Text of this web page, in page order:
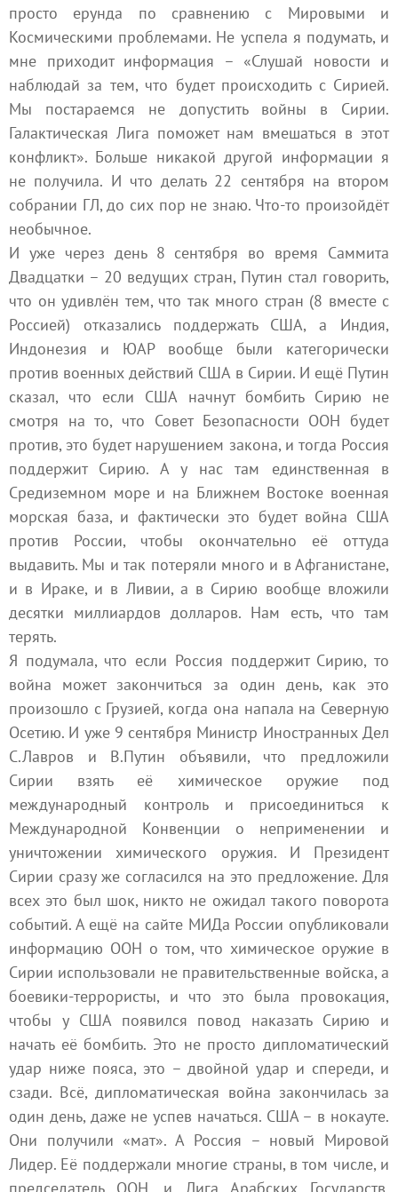
просто ерунда по сравнению с Мировыми и
Космическими проблемами. Не успела я подумать, и
мне приходит информация – «Слушай новости и
наблюдай за тем, что будет происходить с Сирией.
Мы постараемся не допустить войны в Сирии.
Галактическая Лига поможет нам вмешаться в этот
конфликт». Больше никакой другой информации я
не получила. И что делать 22 сентября на втором
собрании ГЛ, до сих пор не знаю. Что-то произойдёт
необычное.
И уже через день 8 сентября во время Саммита
Двадцатки – 20 ведущих стран, Путин стал говорить,
что он удивлён тем, что так много стран (8 вместе с
Россией) отказались поддержать США, а Индия,
Индонезия и ЮАР вообще были категорически
против военных действий США в Сирии. И ещё Путин
сказал, что если США начнут бомбить Сирию не
смотря на то, что Совет Безопасности ООН будет
против, это будет нарушением закона, и тогда Россия
поддержит Сирию. А у нас там единственная в
Средиземном море и на Ближнем Востоке военная
морская база, и фактически это будет война США
против России, чтобы окончательно её оттуда
выдавить. Мы и так потеряли много и в Афганистане,
и в Ираке, и в Ливии, а в Сирию вообще вложили
десятки миллиардов долларов. Нам есть, что там
терять.
Я подумала, что если Россия поддержит Сирию, то
война может закончиться за один день, как это
произошло с Грузией, когда она напала на Северную
Осетию. И уже 9 сентября Министр Иностранных Дел
С.Лавров и В.Путин объявили, что предложили
Сирии взять её химическое оружие под
международный контроль и присоединиться к
Международной Конвенции о неприменении и
уничтожении химического оружия. И Президент
Сирии сразу же согласился на это предложение. Для
всех это был шок, никто не ожидал такого поворота
событий. А ещё на сайте МИДа России опубликовали
информацию ООН о том, что химическое оружие в
Сирии использовали не правительственные войска, а
боевики-террористы, и что это была провокация,
чтобы у США появился повод наказать Сирию и
начать её бомбить. Это не просто дипломатический
удар ниже пояса, это – двойной удар и спереди, и
сзади. Всё, дипломатическая война закончилась за
один день, даже не успев начаться. США – в нокауте.
Они получили «мат». А Россия – новый Мировой
Лидер. Её поддержали многие страны, в том числе, и
председатель ООН, и Лига Арабских Государств.